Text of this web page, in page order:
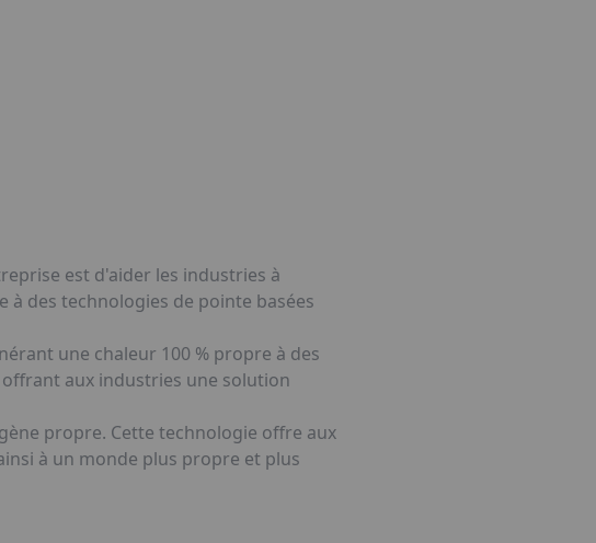
est d'aider les industries à
des technologies de pointe basées
une chaleur 100 % propre à des
offrant aux industries une solution
propre. Cette technologie offre aux
à un monde plus propre et plus